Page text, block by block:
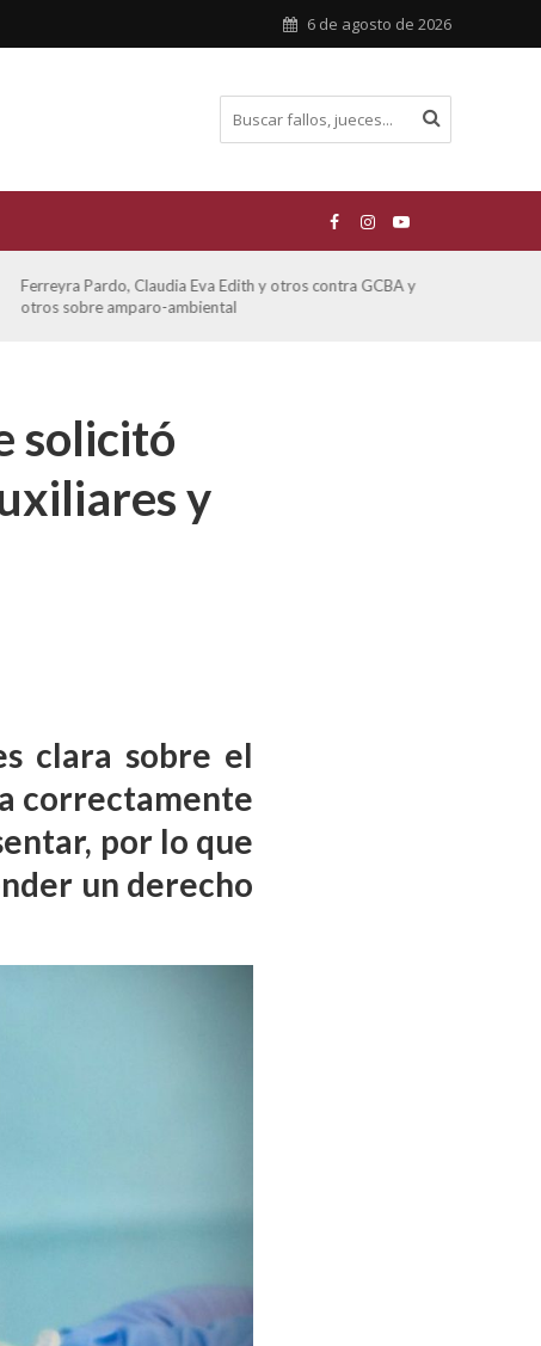
6 de agosto de 2026
ATE contra GCBA sobre amparo – empleo publico otros
solicitó
y
clara sobre el
correctamente
por lo que
un derecho